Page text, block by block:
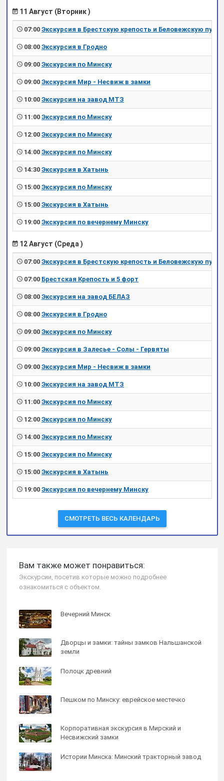
11 Август (Вторник )
07:00 Экскурсия в Брестскую крепость и Беловежскую пущу
08:00 Экскурсия в Гродно
09:00 Экскурсия по Минску
09:00 Экскурсия Мир - Несвиж в замки
10:00 Экскурсия на завод МТЗ
11:00 Экскурсия по Минску
12:00 Экскурсия по Минску
14:00 Экскурсия по Минску
14:30 Экскурсия в Хатынь
15:00 Экскурсия по Минску
15:00 Экскурсия в Хатынь
19:00 Экскурсия по вечернему Минску
12 Август (Среда )
07:00 Экскурсия в Брестскую крепость и Беловежскую пущу
07:00 Брестская Крепость и 5 форт
08:00 Экскурсия на завод БЕЛАЗ
08:00 Экскурсия в Гродно
09:00 Экскурсия по Минску
09:00 Экскурсия в Залесье - Солы - Гервяты
09:00 Экскурсия Мир - Несвиж в замки
10:00 Экскурсия на завод МТЗ
11:00 Экскурсия по Минску
12:00 Экскурсия по Минску
14:00 Экскурсия по Минску
15:00 Экскурсия по Минску
15:00 Экскурсия в Хатынь
19:00 Экскурсия по вечернему Минску
СМОТРЕТЬ ВЕСЬ КАЛЕНДАРЬ
Вам также может понравиться:
Экскурсии, посетив которые можно подробнее
ознакомиться с объектом.
Вечерний Минск
Дворцы и замки: тайны замков Нальшанской
земли
Полоцк древний
Пешком по Минску: еврейское местечко
Корпоративная экскурсия в Мирский и
Несвижский замки
Истории Минска: Минский тракторный завод